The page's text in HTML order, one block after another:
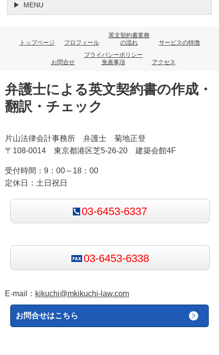
法）といった法律も，特に消費者契約において同様の
（B2B）取引においても，コモン・ロー上のContra
Proferentemは依然として重要な解釈原則として機能
します。
3. 典型的な適用場面：免責条項と責任制限条
項
実務上，Contra Proferentemが最も頻繁に問題となる
のは，以下の2種類の条項です。
免責条項（Exemption Clause / Exclusion
Clause）
特定の損害について責任を一切負わないと定める
条項。例：「いかなる損害についても当社は責任
を負わない」。この「いかなる損害」の範囲が曖
損害賠償額の上限を定める条項。例：「損害賠償
は契約金額の10%を上限とする」。損害の種類
MENU
トップページ プロフィール
英文契約書業務
の流れ
サービスの特徴
お問合せ
プライバシーポリシー
免責事項
アクセス
弁護士による英文契約書の作成・
翻訳・チェック
片山法律会計事務所 弁護士 菊地正登
〒108-0014 東京都港区芝5-26-20 建築会館4F
受付時間：9：00～18：00
定休日：土日祝日
03-6453-6337
03-6453-6338
E-mail： kikuchi@mkikuchi-law.com
お問合せはこちら